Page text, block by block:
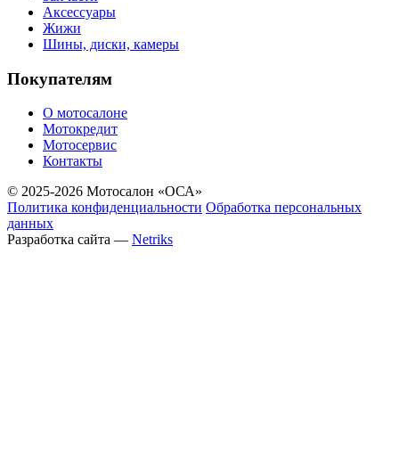
Аксессуары
Жижи
Шины, диски, камеры
Покупателям
О мотосалоне
Мотокредит
Мотосервис
Контакты
© 2025-2026 Мотосалон «ОСА»
Политика конфиденциальности Обработка персональных
данных
Разработка сайта — Netriks